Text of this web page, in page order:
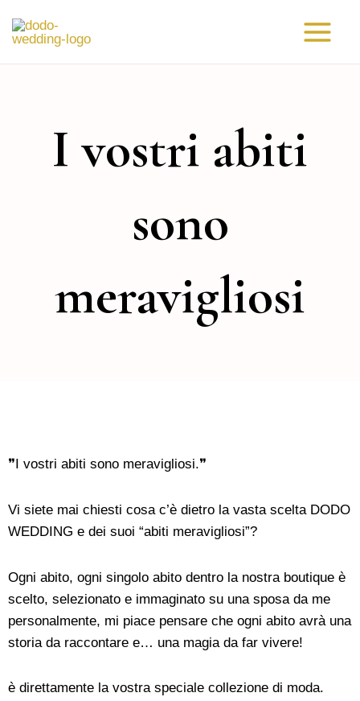
Main
I vostri abiti
sono
meravigliosi
❞I vostri abiti sono meravigliosi.❞
Vi siete mai chiesti cosa c’è dietro la vasta scelta DODO
WEDDING e dei suoi “abiti meravigliosi”?
Ogni abito, ogni singolo abito dentro la nostra boutique è
scelto, selezionato e immaginato su una sposa da me
personalmente, mi piace pensare che ogni abito avrà una
storia da raccontare e… una magia da far vivere!
è direttamente la vostra speciale collezione di moda.